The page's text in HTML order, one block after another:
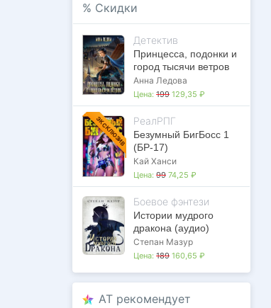
% Скидки
Детектив
Принцесса, подонки и
город тысячи ветров
Анна Ледова
Цена: 199 129,35 ₽
ЭКСКЛЮЗИВ РеалРПГ
Безумный БигБосс 1
(БР-17)
Кай Ханси
Цена: 99 74,25 ₽
Боевое фэнтези
Истории мудрого
дракона (аудио)
Степан Мазур
Цена: 189 160,65 ₽
AT рекомендует